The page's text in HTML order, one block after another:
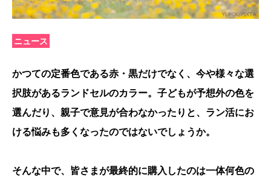
ニュース
かつての定番色である赤・黒だけでなく、今や様々な選
択肢があるランドセルのカラー。子どもが予想外の色を
選んだり、親子で意見が合わなかったりと、ラン活にお
ける悩みも多くなったのではないでしょうか。
そんな中で、皆さまが最終的に購入したのは一体何色の